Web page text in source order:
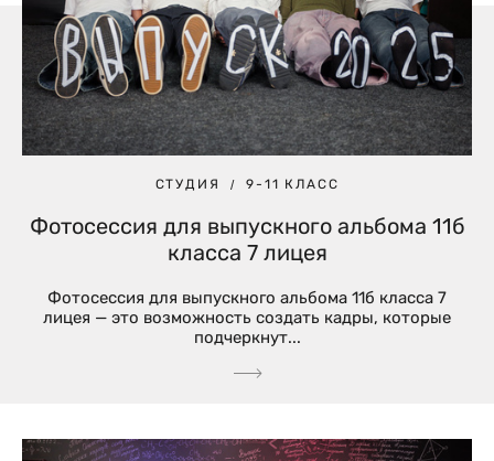
СТУДИЯ 9-11 КЛАСС
Фотосессия для выпускного альбома 11б
класса 7 лицея
Фотосессия для выпускного альбома 11б класса 7
лицея — это возможность создать кадры, которые
подчеркнут...